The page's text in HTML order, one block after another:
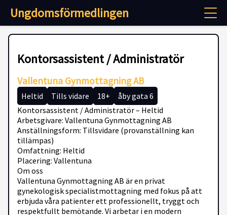
Ungdomsförmedlingen
Kontorsassistent / Administratör
Vallentuna Gynmottagning AB
Heltid Tills vidare 18+
åby gata 6
Kontorsassistent / Administratör – Heltid
Arbetsgivare: Vallentuna Gynmottagning AB
Anställningsform: Tillsvidare (provanställning kan
tillämpas)
Omfattning: Heltid
Placering: Vallentuna
Om oss
Vallentuna Gynmottagning AB är en privat
gynekologisk specialistmottagning med fokus på att
erbjuda våra patienter ett professionellt, tryggt och
respektfullt bemötande. Vi arbetar i en modern